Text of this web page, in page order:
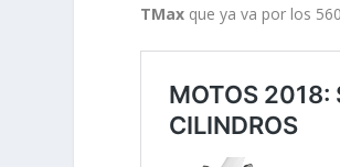
TMax que ya va por los